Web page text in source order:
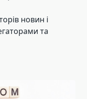
новин і
та